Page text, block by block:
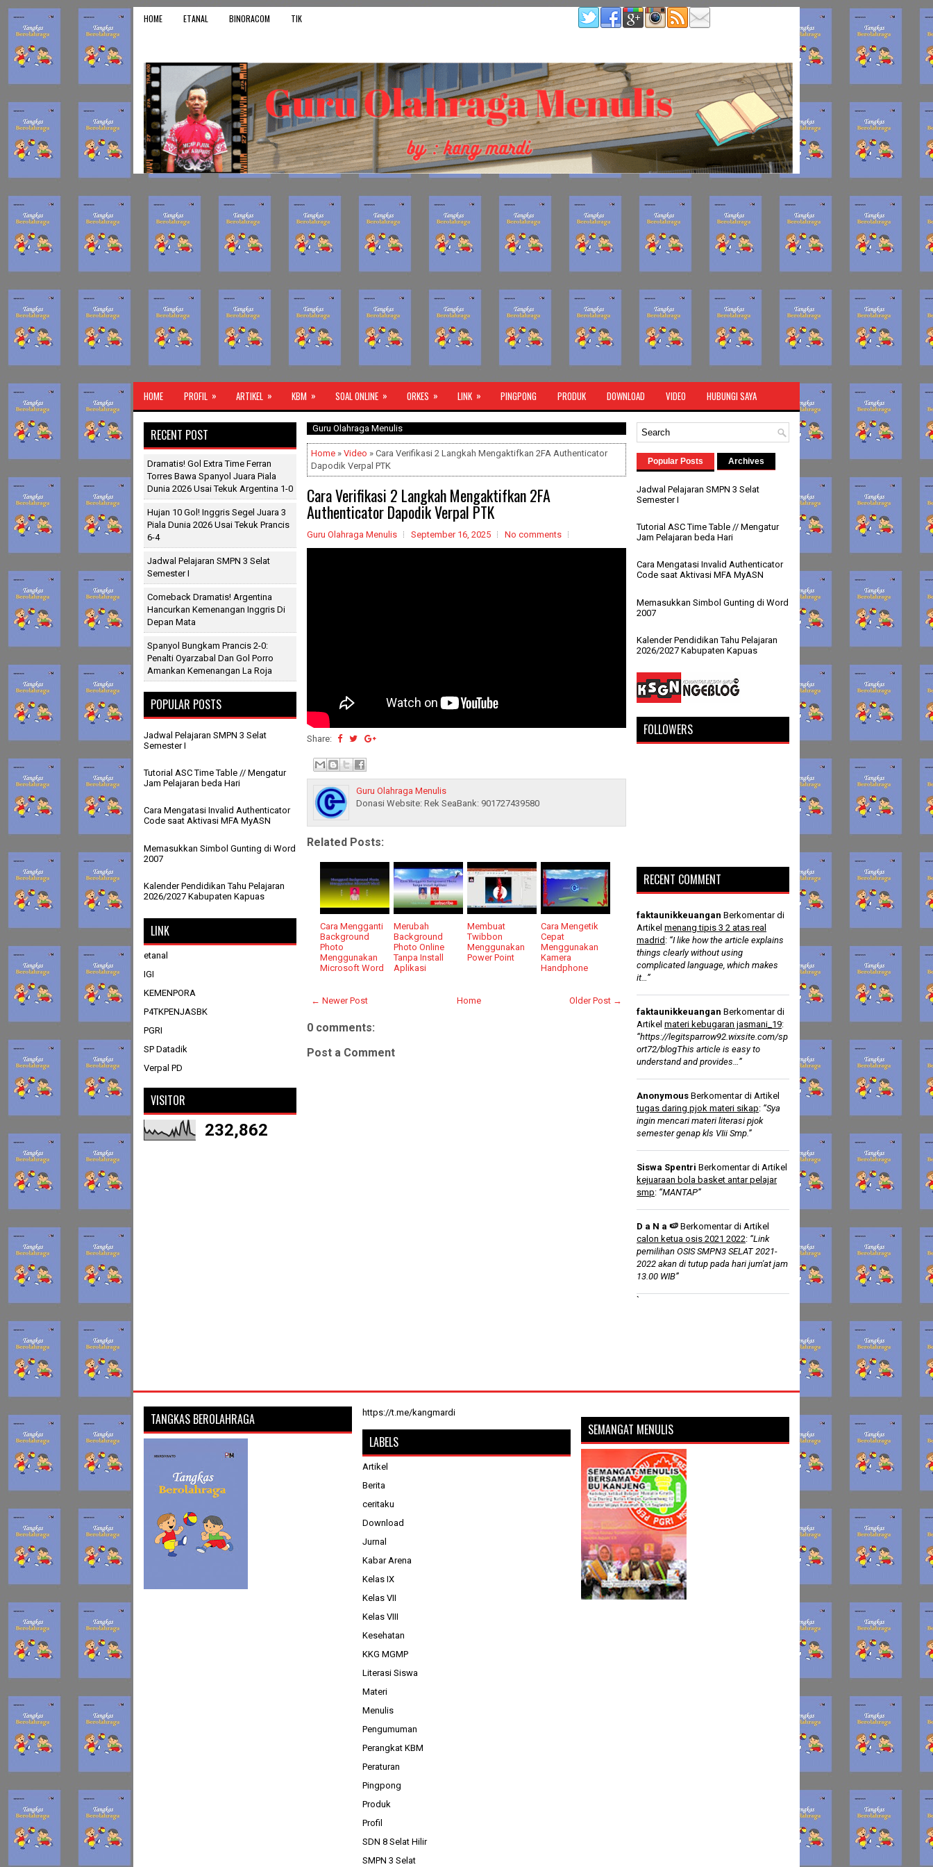
HOME ETANAL BINORACOM TIK
HOME PROFIL » ARTIKEL » KBM » SOAL ONLINE » ORKES » LINK » PINGPONG PRODUK DOWNLOAD VIDEO HUBUNGI SAYA
Guru Olahraga Menulis
Home » Video » Cara Verifikasi 2 Langkah Mengaktifkan 2FA Authenticator
Dapodik Verpal PTK
Cara Verifikasi 2 Langkah Mengaktifkan 2FA
Authenticator Dapodik Verpal PTK
Guru Olahraga Menulis September 16, 2025 No comments
Share:
Guru Olahraga Menulis
Donasi Website: Rek SeaBank: 901727439580
Related Posts:
Cara Mengganti
Background
Photo
Menggunakan
Microsoft Word
Merubah
Background
Photo Online
Tanpa Install
Aplikasi
Membuat
Twibbon
Menggunakan
Power Point
Cara Mengetik
Cepat
Menggunakan
Kamera
Handphone
← Newer Post Older Post →
Home
0 comments:
Post a Comment
RECENT POST
Dramatis! Gol Extra Time Ferran
Torres Bawa Spanyol Juara Piala
Dunia 2026 Usai Tekuk Argentina 1-0
Hujan 10 Gol! Inggris Segel Juara 3
Piala Dunia 2026 Usai Tekuk Prancis
6-4
Jadwal Pelajaran SMPN 3 Selat
Semester I
Comeback Dramatis! Argentina
Hancurkan Kemenangan Inggris Di
Depan Mata
Spanyol Bungkam Prancis 2-0:
Penalti Oyarzabal Dan Gol Porro
Amankan Kemenangan La Roja
POPULAR POSTS
Jadwal Pelajaran SMPN 3 Selat
Semester I
Tutorial ASC Time Table // Mengatur
Jam Pelajaran beda Hari
Cara Mengatasi Invalid Authenticator
Code saat Aktivasi MFA MyASN
Memasukkan Simbol Gunting di Word
2007
Kalender Pendidikan Tahu Pelajaran
2026/2027 Kabupaten Kapuas
LINK
etanal
IGI
KEMENPORA
P4TKPENJASBK
PGRI
SP Datadik
Verpal PD
VISITOR
232,862
Popular Posts Archives
Jadwal Pelajaran SMPN 3 Selat
Semester I
Tutorial ASC Time Table // Mengatur
Jam Pelajaran beda Hari
Cara Mengatasi Invalid Authenticator
Code saat Aktivasi MFA MyASN
Memasukkan Simbol Gunting di Word
2007
Kalender Pendidikan Tahu Pelajaran
2026/2027 Kabupaten Kapuas
FOLLOWERS
RECENT COMMENT
faktaunikkeuangan Berkomentar di
Artikel menang tipis 3 2 atas real
madrid : “I like how the article explains
things clearly without using
complicated language, which makes
it…”
faktaunikkeuangan Berkomentar di
Artikel materi kebugaran jasmani_19:
“https://legitsparrow92.wixsite.com/sp
ort72/blogThis article is easy to
understand and provides…”
Anonymous Berkomentar di Artikel
tugas daring pjok materi sikap: “Sya
ingin mencari materi literasi pjok
semester genap kls VIii Smp.”
Siswa Spentri Berkomentar di Artikel
kejuaraan bola basket antar pelajar
smp: “MANTAP”
D a N a 🍉 Berkomentar di Artikel
calon ketua osis 2021 2022: “Link
pemilihan OSIS SMPN3 SELAT 2021-
2022 akan di tutup pada hari jum'at jam
13.00 WIB”
`
TANGKAS BEROLAHRAGA https://t.me/kangmardi
LABELS
Artikel
Berita
ceritaku
Download
Jurnal
Kabar Arena
Kelas IX
Kelas VII
Kelas VIII
Kesehatan
KKG MGMP
Literasi Siswa
Materi
Menulis
Pengumuman
Perangkat KBM
Peraturan
Pingpong
Produk
Profil
SDN 8 Selat Hilir
SMPN 3 Selat
SEMANGAT MENULIS